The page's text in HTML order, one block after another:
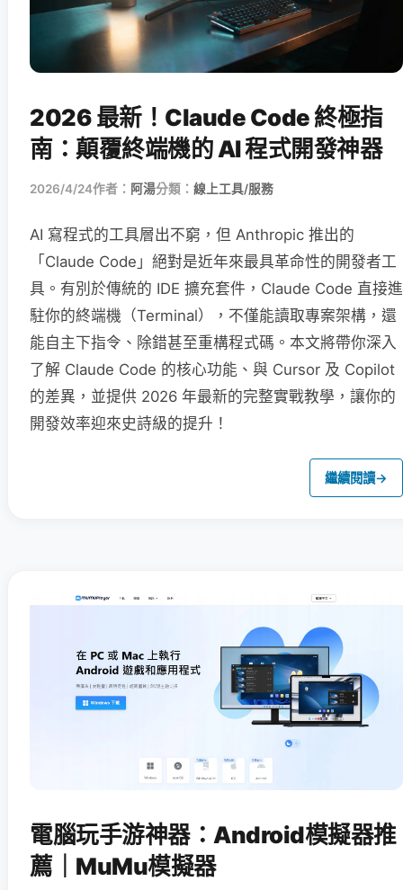
2026 最新！Claude Code 終極指
南：顛覆終端機的 AI 程式開發神器
2026/4/24作者： 阿湯分類： 線上工具/服務
AI 寫程式的工具層出不窮，但 Anthropic 推出的
「Claude Code」絕對是近年來最具革命性的開發者工
具。有別於傳統的 IDE 擴充套件，Claude Code 直接進
駐你的終端機（Terminal），不僅能讀取專案架構，還
能自主下指令、除錯甚至重構程式碼。本文將帶你深入
了解 Claude Code 的核心功能、與 Cursor 及 Copilot
的差異，並提供 2026 年最新的完整實戰教學，讓你的
開發效率迎來史詩級的提升！
繼續閱讀→
電腦玩手游神器：Android模擬器推
薦｜MuMu模擬器